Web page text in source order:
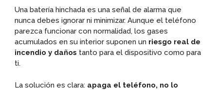
Una batería hinchada es una señal de alarma que
nunca debes ignorar ni minimizar. Aunque el teléfono
parezca funcionar con normalidad, los gases
acumulados en su interior suponen un riesgo real de
incendio y daños tanto para el dispositivo como para
ti.
La solución es clara: apaga el teléfono, no lo